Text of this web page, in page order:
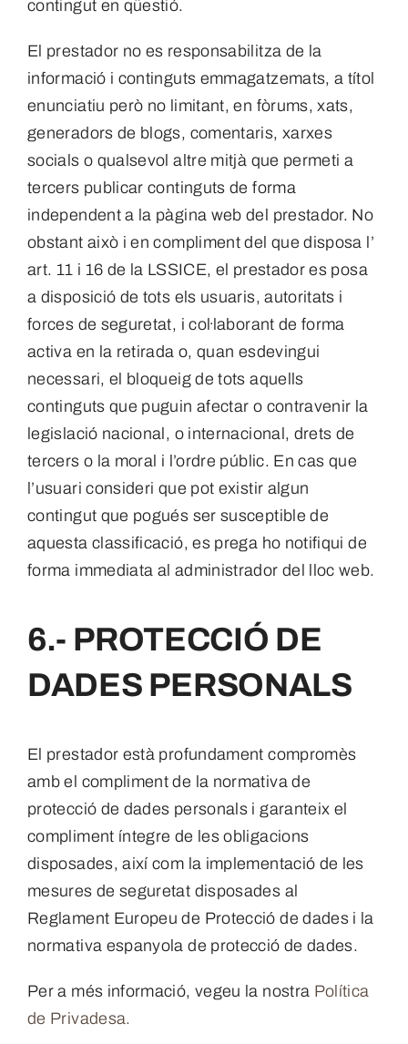
contingut en qüestió.
El prestador no es responsabilitza de la
informació i continguts emmagatzemats, a títol
enunciatiu però no limitant, en fòrums, xats,
generadors de blogs, comentaris, xarxes
socials o qualsevol altre mitjà que permeti a
tercers publicar continguts de forma
independent a la pàgina web del prestador. No
obstant això i en compliment del que disposa l’
art. 11 i 16 de la LSSICE, el prestador es posa
a disposició de tots els usuaris, autoritats i
forces de seguretat, i col·laborant de forma
activa en la retirada o, quan esdevingui
necessari, el bloqueig de tots aquells
continguts que puguin afectar o contravenir la
legislació nacional, o internacional, drets de
tercers o la moral i l’ordre públic. En cas que
l’usuari consideri que pot existir algun
contingut que pogués ser susceptible de
aquesta classificació, es prega ho notifiqui de
forma immediata al administrador del lloc web.
6.- PROTECCIÓ DE
DADES PERSONALS
El prestador està profundament compromès
amb el compliment de la normativa de
protecció de dades personals i garanteix el
compliment íntegre de les obligacions
disposades, així com la implementació de les
mesures de seguretat disposades al
Reglament Europeu de Protecció de dades i la
normativa espanyola de protecció de dades.
Per a més informació, vegeu la nostra Política
de Privadesa.